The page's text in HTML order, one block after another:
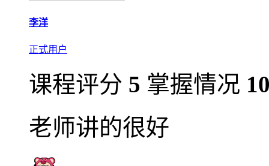
李洋
正式用户
课程评分 5 掌握情况
老师讲的很好